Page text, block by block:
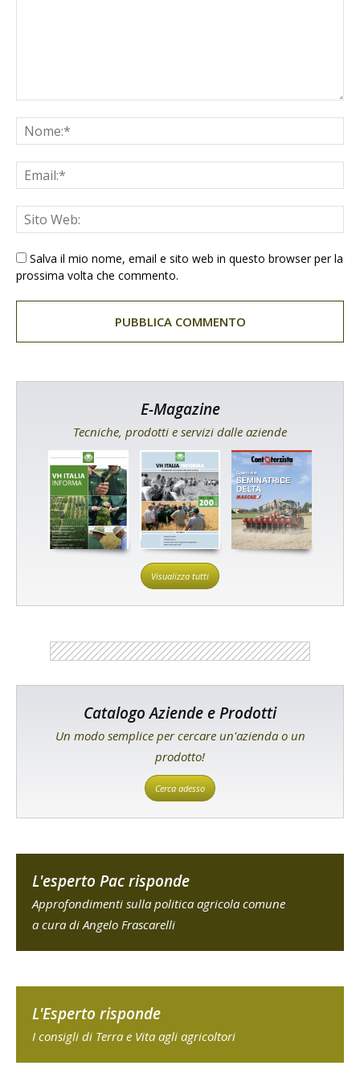
Salva il mio nome, email e sito web in questo browser per la
prossima volta che commento.
E-Magazine
Tecniche, prodotti e servizi dalle aziende
Visualizza tutti
Catalogo Aziende e Prodotti
Un modo semplice per cercare un'azienda o un
prodotto!
Cerca adesso
L'esperto Pac risponde
Approfondimenti sulla politica agricola comune
a cura di Angelo Frascarelli
L'Esperto risponde
I consigli di Terra e Vita agli agricoltori